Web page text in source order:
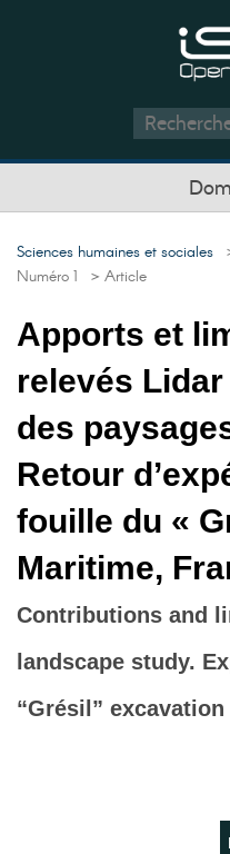
Sciences humaines et sociales
Numéro 1 > Article
Apports et
relevés Lidar
des
Retour
fouille du «
Maritime,
Contributions and
landscape study.
“Grésil”